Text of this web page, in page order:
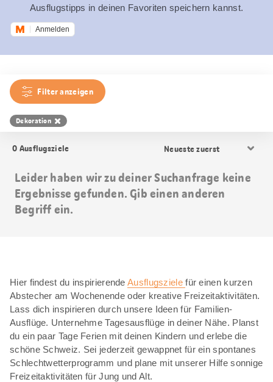
Ausflugstipps in deinen Favoriten speichern kannst.
Anmelden
Filter anzeigen
Dekoration
0 Ausflugsziele
Sortierung
Leider haben wir zu deiner Suchanfrage keine
Ergebnisse gefunden. Gib einen anderen
Begriff ein.
Hier findest du inspirierendeAusflugszielefür einen kurzen
Abstecher am Wochenende oder kreative Freizeitaktivitäten.
Lass dich inspirieren durch unsere Ideen für Familien-
Ausflüge. Unternehme Tagesausflüge in deiner Nähe. Planst
du ein paar Tage Ferien mit deinen Kindern und erlebe die
schöne Schweiz. Sei jederzeit gewappnet für ein spontanes
Schlechtwetterprogramm und plane mit unserer Hilfe sonnige
Freizeitaktivitäten für Jung und Alt.